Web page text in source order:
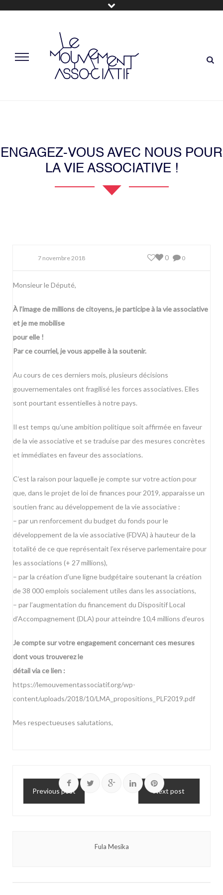
ENGAGEZ-VOUS AVEC NOUS POUR
LA VIE ASSOCIATIVE !
7 novembre 2018 0
0
Monsieur le Député,
À l’image de millions de citoyens, je participe à la vie associative
et je me mobilise
pour elle !
Par ce courriel, je vous appelle à la soutenir.
Au cours de ces derniers mois, plusieurs décisions
gouvernementales ont fragilisé les forces associatives. Elles
sont pourtant essentielles à notre pays.
Il est temps qu’une ambition politique soit affirmée en faveur
de la vie associative et se traduise par des mesures concrètes
et immédiates en faveur des associations.
C’est la raison pour laquelle je compte sur votre action pour
que, dans le projet de loi de finances pour 2019, apparaisse un
soutien franc au développement de la vie associative :
– par un renforcement du budget du fonds pour le
développement de la vie associative (FDVA) à hauteur de la
totalité de ce que représentait l’ex réserve parlementaire pour
les associations (+ 27 millions),
– par la création d’une ligne budgétaire soutenant la création
de 38 000 emplois socialement utiles dans les associations,
– par l’augmentation du financement du Dispositif Local
d’Accompagnement (DLA) pour atteindre 10,4 millions d’euros
Je compte sur votre engagement concernant ces mesures
dont vous trouverez le
détail via ce lien :
https://lemouvementassociatif.org/wp-
content/uploads/2018/10/LMA_propositions_PLF2019.pdf
Mes respectueuses salutations,
Previous post Next post
Fula Mesika